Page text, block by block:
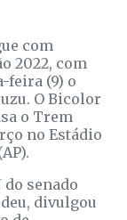
com
2022, com
feira (9) o
O Bicolor
o Trem
no Estádio
do senado
divulgou